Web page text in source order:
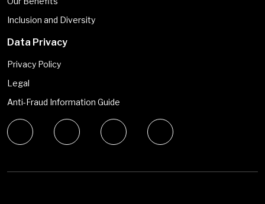
Inclusion and Diversity
Data Privacy
Privacy Policy
Legal
Anti-Fraud Information Guide